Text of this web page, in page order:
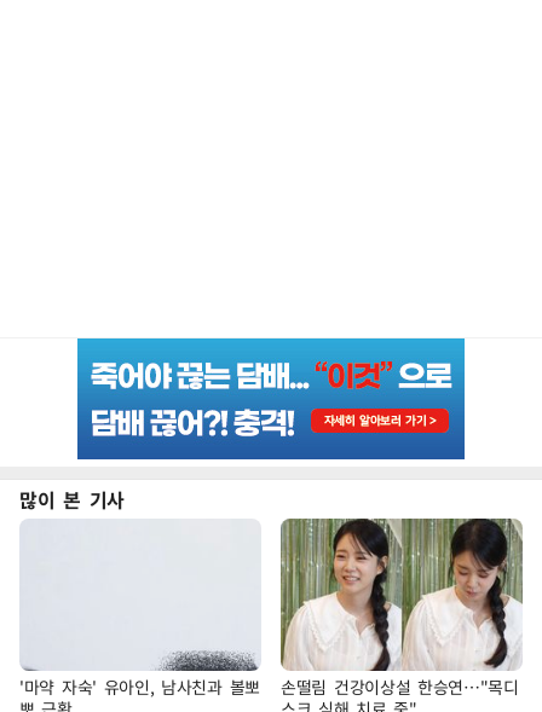
많이 본 기사
'마약 자숙' 유아인, 남사친과 볼뽀
손떨림 건강이상설 한승연…"목디